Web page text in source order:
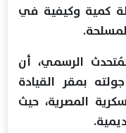
كمية وكيفية في
الرسمي، أن
بمقر القيادة
المصرية، حيث